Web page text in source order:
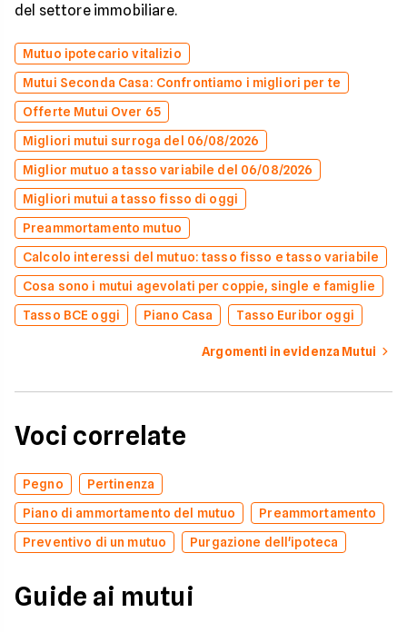
del settore immobiliare.
Mutuo ipotecario vitalizio
Mutui Seconda Casa: Confrontiamo i migliori per te
Offerte Mutui Over 65
Migliori mutui surroga del 06/08/2026
Miglior mutuo a tasso variabile del 06/08/2026
Migliori mutui a tasso fisso di oggi
Preammortamento mutuo
Calcolo interessi del mutuo: tasso fisso e tasso variabile
Cosa sono i mutui agevolati per coppie, single e famiglie
Tasso BCE oggi
Piano Casa Tasso Euribor oggi
Argomenti in evidenza Mutui
Voci correlate
Pegno
Pertinenza
Piano di ammortamento del mutuo
Preammortamento
Preventivo di un mutuo
Purgazione dell'ipoteca
Guide ai mutui